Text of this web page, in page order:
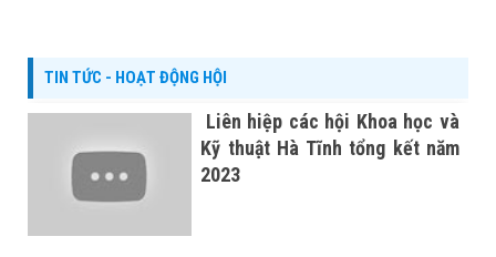
TIN TỨC - HOẠT ĐỘNG HỘI
Liên hiệp các hội Khoa học và
Kỹ thuật Hà Tĩnh tổng kết năm
2023